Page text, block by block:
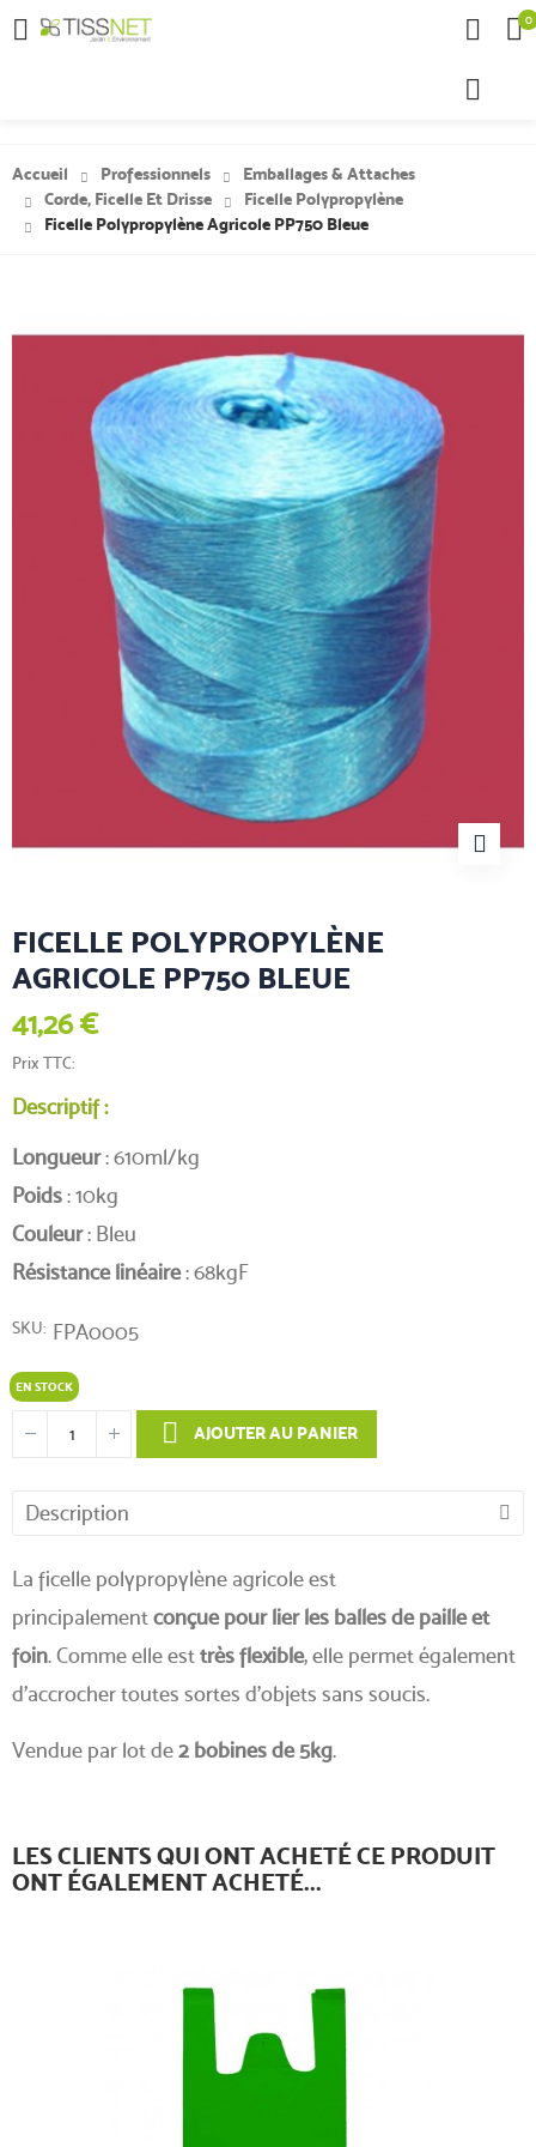
 0
Accueil Professionnels
Emballages & Attaches
Corde, Ficelle Et Drisse
Ficelle Polypropylène
Ficelle Polypropylène Agricole PP750 Bleue
FICELLE POLYPROPYLÈNE
AGRICOLE PP750 BLEUE
41,26 €
Prix TTC
Descriptif :
Longueur: 610ml/kg
Poids: 10kg
Couleur: Bleu
Résistance linéaire: 68kgF
SKU FPA0005
EN STOCK
AJOUTER AU PANIER
Description
La ficelle polypropylène agricole est
principalement conçue pour lier les balles de paille et
foin. Comme elle est très flexible, elle permet également
d'accrocher toutes sortes d'objets sans soucis.
Vendue par lot de2 bobines de 5kg.
LES CLIENTS QUI ONT ACHETÉ CE PRODUIT
ONT ÉGALEMENT ACHETÉ...